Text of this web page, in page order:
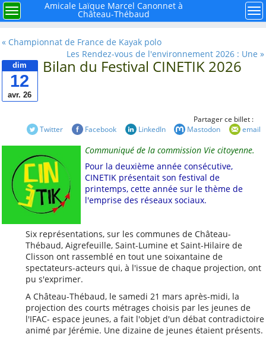
Menu
× Rechercher
Mieux connaître notre
mouvement la ligue de
l'enseignement FAL 44
Histoire de l'école
publique à Château-
Thébaud
Et si nous faisions le
point sur la Laïcité ?
Avec René, la carrière
de Caffino autrefois
Convention aide solidaire
La Maine. Aujourd'hui,
autrefois, demain
Menu
Amicale Laïque Marcel Canonnet à
Château-Thébaud
« Championnat de France de Kayak polo
Les Rendez-vous de l'environnement 2026 : Une »
dim
12
avr. 26
Bilan du Festival CINETIK 2026
Partager ce billet :
Twitter
Facebook LinkedIn Mastodon email
Communiqué de la commission Vie citoyenne.
Pour la deuxième année consécutive,
CINETIK présentait son festival de
printemps, cette année sur le thème de
l'emprise des réseaux sociaux.
Six représentations, sur les communes de Château-
Thébaud, Aigrefeuille, Saint-Lumine et Saint-Hilaire de
Clisson ont rassemblé en tout une soixantaine de
spectateurs-acteurs qui, à l'issue de chaque projection, ont
pu s'exprimer.
A Château-Thébaud, le samedi 21 mars après-midi, la
projection des courts métrages choisis par les jeunes de
l'IFAC- espace jeunes, a fait l'objet d'un débat contradictoire
animé par Jérémie. Une dizaine de jeunes étaient présents.